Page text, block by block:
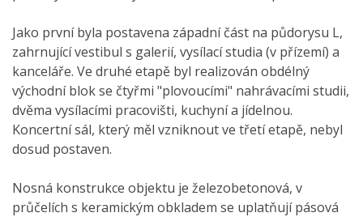
Jako první byla postavena západní část na půdorysu L,
zahrnující vestibul s galerií, vysílací studia (v přízemí) a
kanceláře. Ve druhé etapě byl realizován obdélný
východní blok se čtyřmi "plovoucími" nahrávacími studii,
dvěma vysílacími pracovišti, kuchyní a jídelnou.
Koncertní sál, který měl vzniknout ve třetí etapě, nebyl
dosud postaven.
Nosná konstrukce objektu je železobetonová, v
průčelích s keramickým obkladem se uplatňují pásová